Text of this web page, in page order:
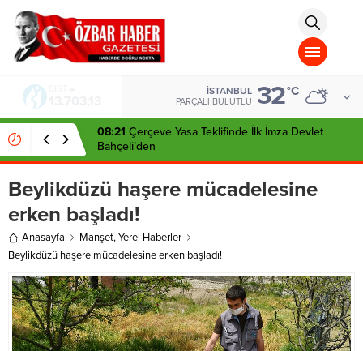
islami
chat
omegla
türk
sohbet
cinsel
sohbet
dini
chat
İSTANBUL
PARÇALI BULUTLU 32°C
08:21 Çerçeve Yasa Teklifinde İlk İmza Devlet
Bahçeli’den
Beylikdüzü haşere mücadelesine
erken başladı!
Anasayfa Manşet,Yerel Haberler
Beylikdüzü haşere mücadelesine erken başladı!